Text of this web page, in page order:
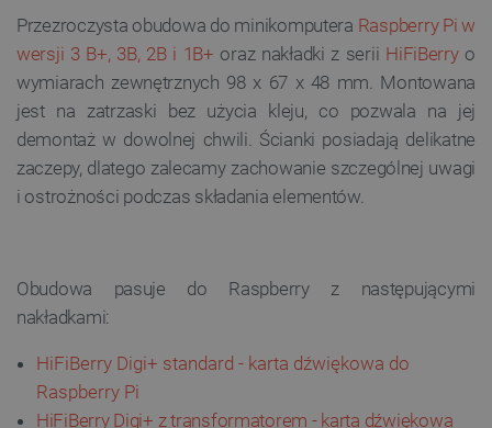
Przezroczysta obudowa do minikomputera Raspberry Pi w
wersji 3 B+, 3B, 2B i 1B+ oraz nakładki z serii HiFiBerryo
wymiarach zewnętrznych 98x 67 x 48 mm. Montowana
jest na zatrzaski bez użycia kleju, co pozwala na jej
demontaż w dowolnej chwili. Ścianki posiadają delikatne
zaczepy, dlatego zalecamy zachowanie szczególnej uwagi
i ostrożności podczas składania elementów.
Obudowa pasuje do Raspberry z następującymi
nakładkami:
HiFiBerry Digi+ standard - karta dźwiękowa do
Raspberry Pi
HiFiBerry Digi+ z transformatorem - karta dźwiękowa